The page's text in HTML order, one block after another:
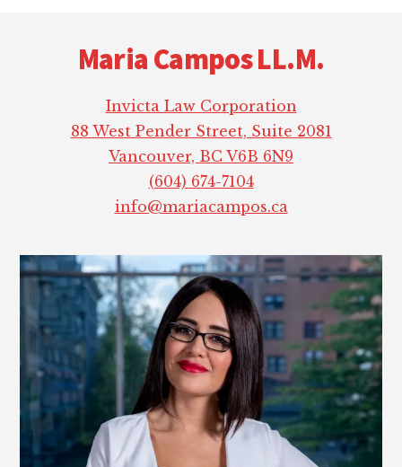
Maria Campos LL.M.
Invicta Law Corporation
88 West Pender Street, Suite 2081
Vancouver, BC V6B 6N9
(604) 674-7104
info@mariacampos.ca